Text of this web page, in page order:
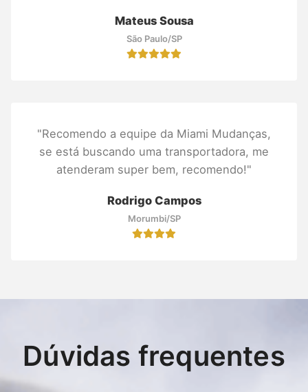
Mateus Sousa
São Paulo/SP
"Recomendo a equipe da Miami Mudanças,
se está buscando uma transportadora, me
atenderam super bem, recomendo!"
Rodrigo Campos
Morumbi/SP
Dúvidas frequentes